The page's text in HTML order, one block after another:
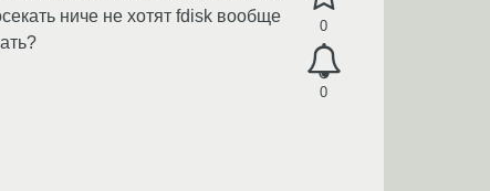
0
0
ниче не хотят fdisk вообще